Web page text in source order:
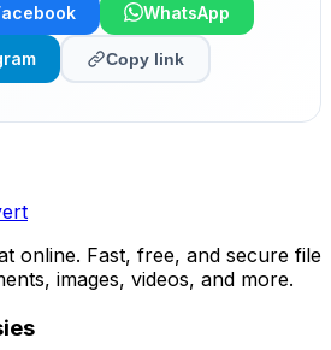
WhatsApp
Copy link
online. Fast, free, and secure file
images, videos, and more.